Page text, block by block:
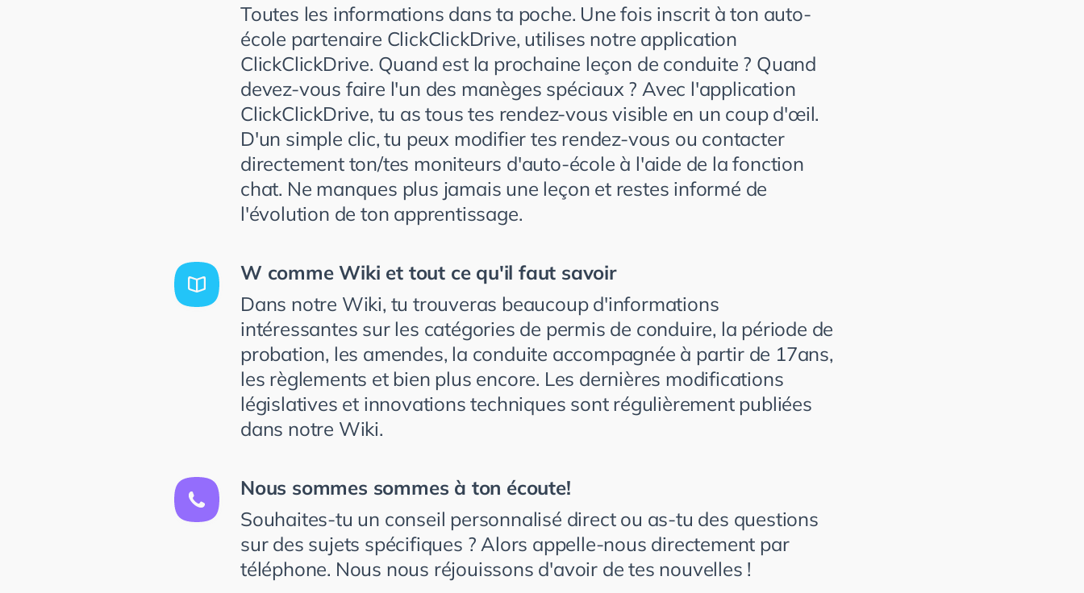
Toutes les informations dans ta poche. Une fois inscrit à ton auto-
école partenaire ClickClickDrive, utilises notre application
ClickClickDrive. Quand est la prochaine leçon de conduite ? Quand
devez-vous faire l'un des manèges spéciaux ? Avec l'application
ClickClickDrive, tu as tous tes rendez-vous visible en un coup d'œil.
D'un simple clic, tu peux modifier tes rendez-vous ou contacter
directement ton/tes moniteurs d'auto-école à l'aide de la fonction
chat. Ne manques plus jamais une leçon et restes informé de
l'évolution de ton apprentissage.
W comme Wiki et tout ce qu'il faut savoir
Dans notre Wiki, tu trouveras beaucoup d'informations
intéressantes sur les catégories de permis de conduire, la période de
probation, les amendes, la conduite accompagnée à partir de 17ans,
les règlements et bien plus encore. Les dernières modifications
législatives et innovations techniques sont régulièrement publiées
dans notre Wiki.
Nous sommes sommes à ton écoute!
Souhaites-tu un conseil personnalisé direct ou as-tu des questions
sur des sujets spécifiques ? Alors appelle-nous directement par
téléphone. Nous nous réjouissons d'avoir detes nouvelles !